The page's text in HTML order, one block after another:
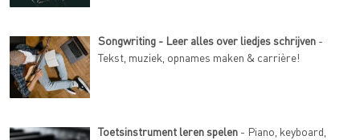
Songwriting - Leer alles over liedjes schrijven -
Tekst, muziek, opnames maken & carrière!
Toetsinstrument leren spelen - Piano, keyboard,